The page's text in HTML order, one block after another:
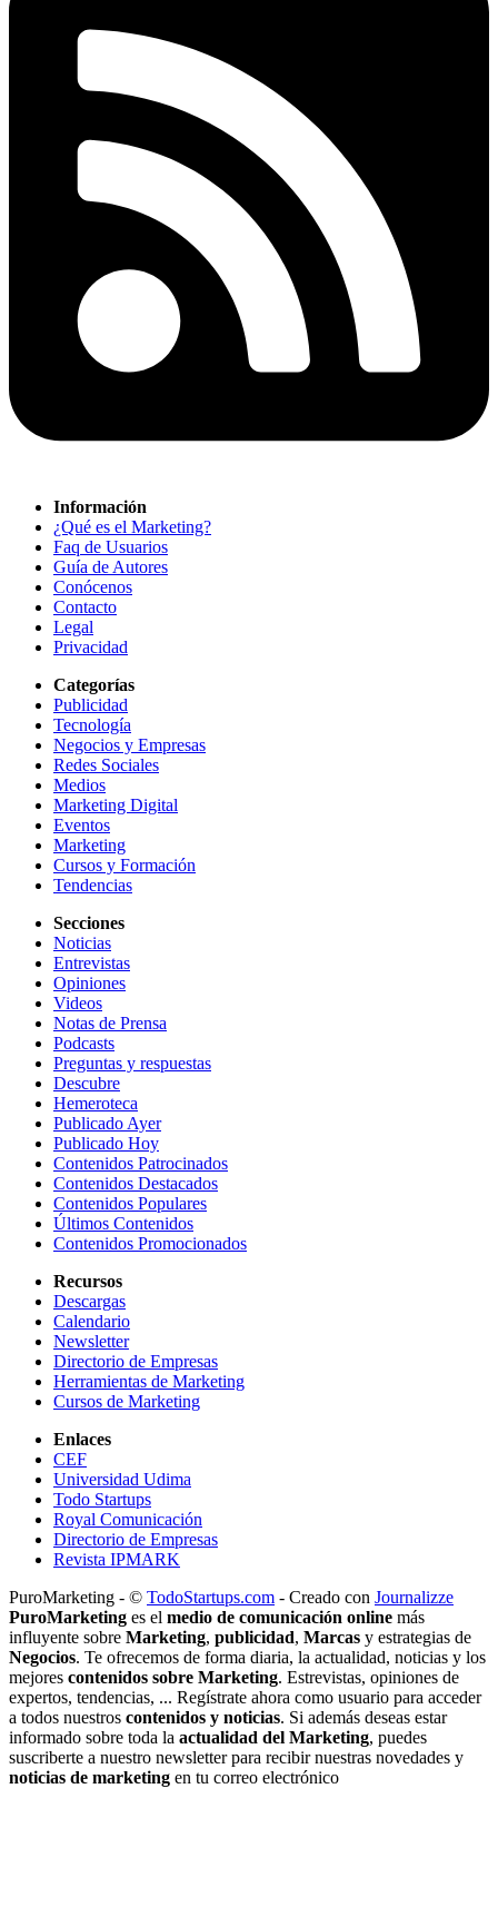
Información
¿Qué es el Marketing?
Faq de Usuarios
Guía de Autores
Conócenos
Contacto
Legal
Privacidad
Categorías
Publicidad
Tecnología
Negocios y Empresas
Redes Sociales
Medios
Marketing Digital
Eventos
Marketing
Cursos y Formación
Tendencias
Secciones
Noticias
Entrevistas
Opiniones
Videos
Notas de Prensa
Podcasts
Preguntas y respuestas
Descubre
Hemeroteca
Publicado Ayer
Publicado Hoy
Contenidos Patrocinados
Contenidos Destacados
Contenidos Populares
Últimos Contenidos
Contenidos Promocionados
Recursos
Descargas
Calendario
Newsletter
Directorio de Empresas
Herramientas de Marketing
Cursos de Marketing
Enlaces
CEF
Universidad Udima
Todo Startups
Royal Comunicación
Directorio de Empresas
Revista IPMARK
PuroMarketing - © TodoStartups.com - Creado con Journalizze
PuroMarketing es el medio de comunicación online más
influyente sobre Marketing, publicidad, Marcas y estrategias de
Negocios. Te ofrecemos de forma diaria, la actualidad, noticias y los
mejores contenidos sobre Marketing. Estrevistas, opiniones de
expertos, tendencias, ... Regístrate ahora como usuario para acceder
a todos nuestros contenidos y noticias. Si además deseas estar
informado sobre toda la actualidad del Marketing, puedes
suscriberte a nuestro newsletter para recibir nuestras novedades y
noticias de marketing en tu correo electrónico